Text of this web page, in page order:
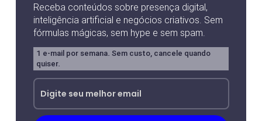
Receba conteúdos sobre presença digital,
inteligência artificial e negócios criativos. Sem
fórmulas mágicas, sem hype e sem spam.
1 e-mail por semana. Sem custo, cancele quando
quiser.